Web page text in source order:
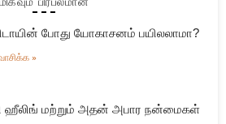
போது யோகாசனம் பயிலலாமா?
»
ஹீலிங் மற்றும் அதன் அபார நன்மைகள்